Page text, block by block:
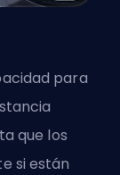
para
que los
si están